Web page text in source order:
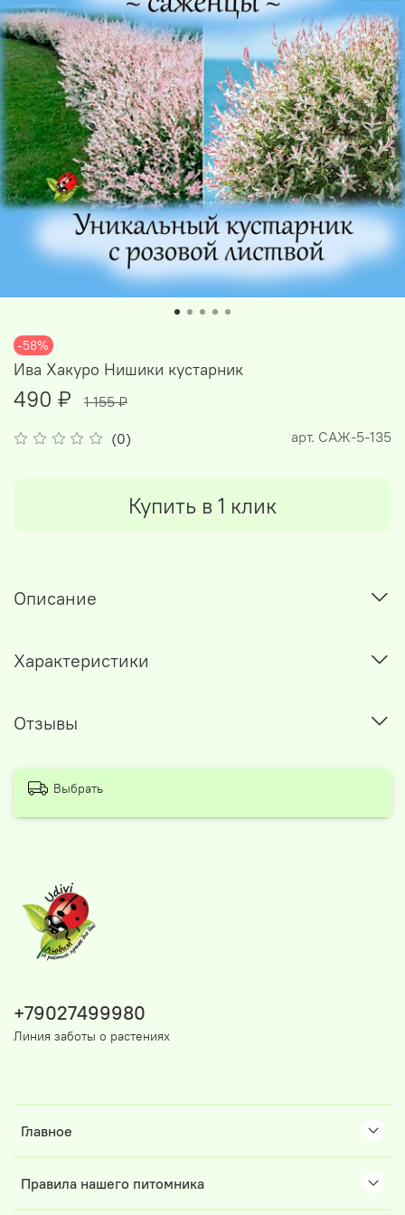
-58%
(0) арт. САЖ-5-135
Ива Хакуро Нишики кустарник
490 ₽ 1 155 ₽
Купить в 1 клик
Описание
Характеристики
Отзывы
Выбрать
Главное
Правила нашего питомника
+79027499980
Линия заботы о растениях